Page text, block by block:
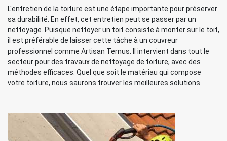
L'entretien de la toiture est une étape importante pour préserver
sa durabilité. En effet, cet entretien peut se passer par un
nettoyage. Puisque nettoyer un toit consiste à monter sur le toit,
il est préférable de laisser cette tâche à un couvreur
professionnel comme Artisan Ternus. Il intervient dans tout le
secteur pour des travaux de nettoyage de toiture, avec des
méthodes efficaces. Quel que soit le matériau qui compose
votre toiture, nous saurons trouver les meilleures solutions.